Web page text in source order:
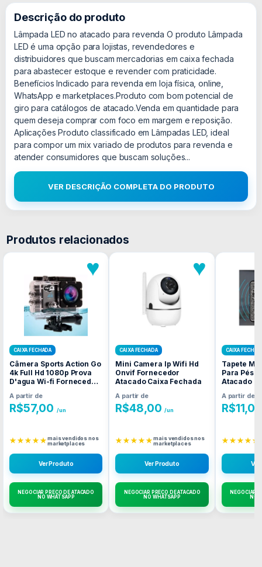
Descrição do produto
Lâmpada LED no atacado para revenda O produto Lâmpada
LED é uma opção para lojistas, revendedores e
distribuidores que buscam mercadorias em caixa fechada
para abastecer estoque e revender com praticidade.
Benefícios Indicado para revenda em loja física, online,
WhatsApp e marketplaces.Produto com bom potencial de
giro para catálogos de atacado.Venda em quantidade para
quem deseja comprar com foco em margem e reposição.
Aplicações Produto classificado em Lâmpadas LED, ideal
para compor um mix variado de produtos para revenda e
atender consumidores que buscam soluções...
VER DESCRIÇÃO COMPLETA DO PRODUTO
Produtos relacionados
♥
CAIXA FECHADA
Câmera Sports Action Go
4k Full Hd 1080p Prova
D'agua Wi-fi Fornecedor
A partir de
R$57,00 /un
★★★★★mais vendidos nos
marketplaces
Ver Produto
NEGOCIAR PREÇO DE ATACADO
NO WHATSAPP
♥
CAIXA FECHADA
Mini Camera Ip Wifi Hd
Onvif Fornecedor
Atacado Caixa Fechada
A partir de
R$48,00 /un
★★★★★mais vendidos nos
marketplaces
Ver Produto
NEGOCIAR PREÇO DE ATACADO
NO WHATSAPP
CAIXA
Tapete
Para Pés
Atacado
A partir de
R$11,00
★★★★★
NEGOCIAR
NO